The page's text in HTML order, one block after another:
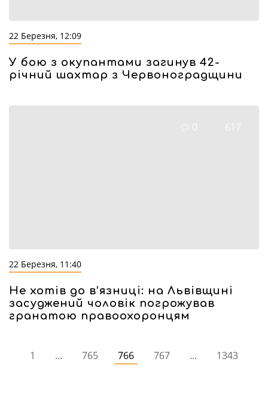
22 Березня, 12:09
У бою з окупантами загинув 42-
річний шахтар з Червоноградщини
0 617
22 Березня, 11:40
Не хотів до в’язниці: на Львівщині
засуджений чоловік погрожував
гранатою правоохоронцям
1 ... 765 766 767 ... 1343